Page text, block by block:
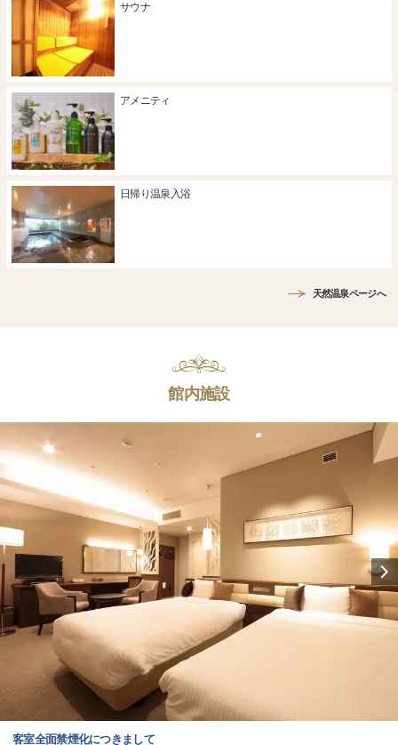
サウナ
アメニティ
日帰り温泉入浴
天然温泉ページへ
館内施設
客室全面禁煙化につきまして